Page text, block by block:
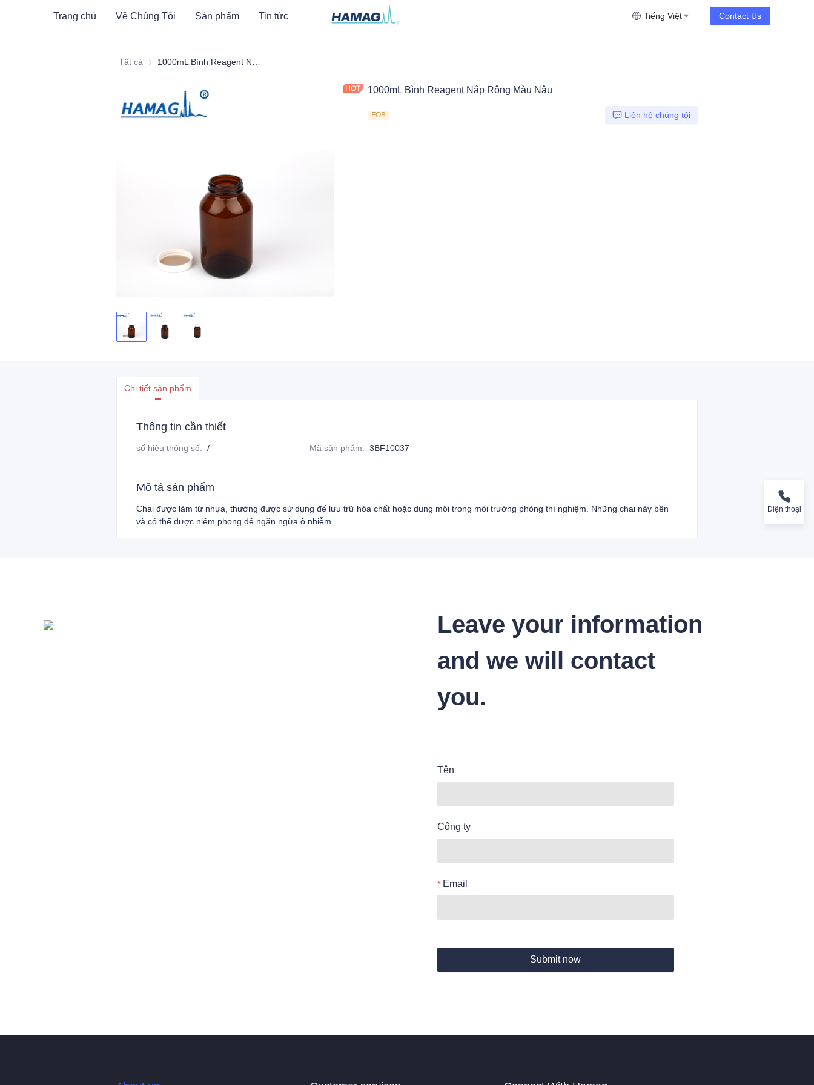
Trang chủ Về Chúng Tôi Sản phẩm Tin tức Tiếng Việt Contact Us
Tất cả
1000mL Bình Reagent Nắp Rộng Màu Nâu
FOB Liên hệ chúng tôi
Chi tiết sản phẩm
Thông tin cần thiết
số hiệu thông số: / Mã sản phẩm: 3BF10037
Mô tả sản phẩm
Chai được làm từ nhựa, thường được sử dụng để lưu trữ hóa chất hoặc dung môi trong môi trường phòng thí nghiệm. Những chai này bền
và có thể được niêm phong để ngăn ngừa ô nhiễm.
Leave your information
and we will contact
you.
Tên
Công ty
Email
Submit now
Điện thoại